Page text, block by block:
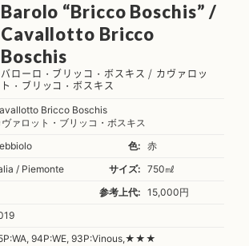
Barolo “Bricco Boschis” /
Cavallotto Bricco
Boschis
バローロ・ブリッコ・ボスキス / カヴァロッ
ト・ブリッコ・ボスキス
Bricco Boschis
ヴァロット・ブリッコ・ボスキス
色:
赤
/ Piemonte サイズ:
750㎖
参考上代:
15,000円
94P:WE, 93P:Vinous,★★★